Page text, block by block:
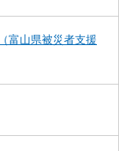
富山県被災者支援